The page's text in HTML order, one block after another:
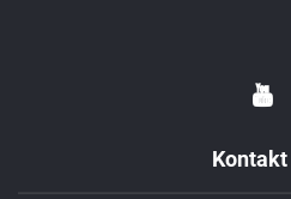
Kontakt